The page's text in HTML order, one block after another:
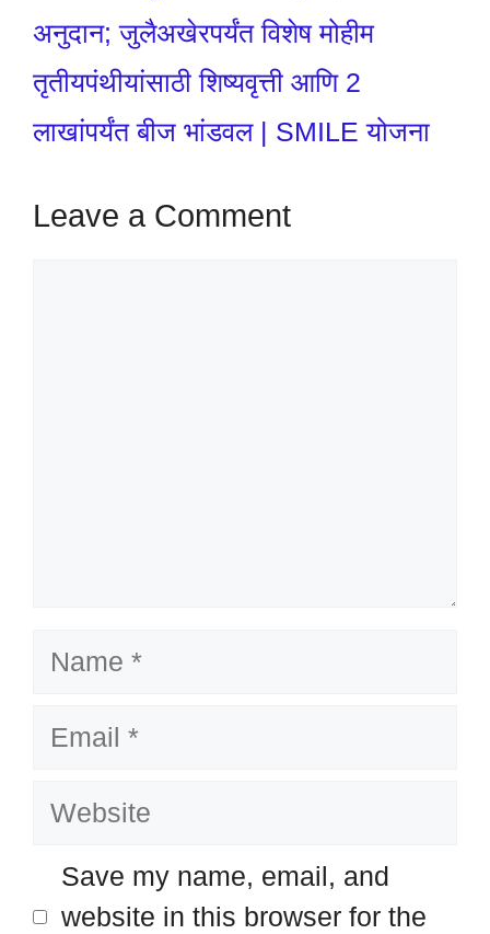
अनुदान; जुलैअखेरपर्यंत विशेष मोहीम
तृतीयपंथीयांसाठी शिष्यवृत्ती आणि 2
लाखांपर्यंत बीज भांडवल | SMILE योजना
Leave a Comment
Name
Email
Website
Save my name, email, and
website in this browser for the